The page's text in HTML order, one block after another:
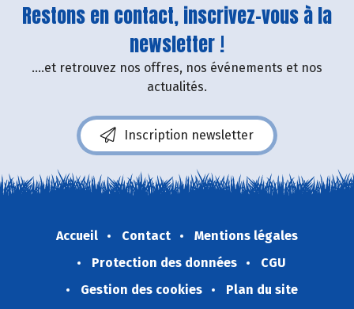
Restons en contact, inscrivez-vous à la
newsletter !
....et retrouvez nos offres, nos événements et nos
actualités.
Inscription newsletter
Accueil Contact
Mentions légales
Protection des données
CGU
Gestion des cookies
Plan du site